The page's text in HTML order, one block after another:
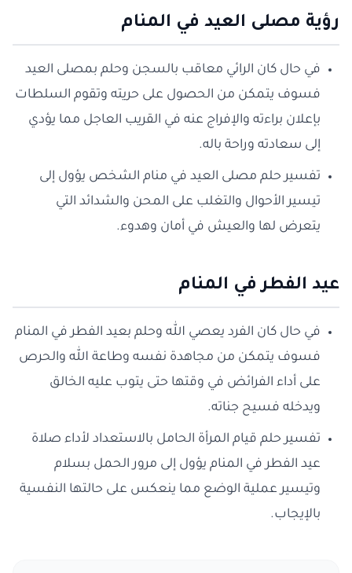
رؤية مصلى العيد في المنام
في حال كان الرائي معاقب بالسجن وحلم بمصلى العيد
فسوف يتمكن من الحصول على حريته وتقوم السلطات
بإعلان براءته والإفراج عنه في القريب العاجل مما يؤدي
إلى سعادته وراحة باله.
تفسير حلم مصلى العيد في منام الشخص يؤول إلى
تيسير الأحوال والتغلب على المحن والشدائد التي
يتعرض لها والعيش في أمان وهدوء.
عيد الفطر في المنام
في حال كان الفرد يعصي الله وحلم بعيد الفطر في المنام
فسوف يتمكن من مجاهدة نفسه وطاعة الله والحرص
على أداء الفرائض في وقتها حتى يتوب عليه الخالق
ويدخله فسيح جناته.
تفسير حلم قيام المرأة الحامل بالاستعداد لأداء صلاة
عيد الفطر في المنام يؤول إلى مرور الحمل بسلام
وتيسير عملية الوضع مما ينعكس على حالتها النفسية
بالإيجاب.